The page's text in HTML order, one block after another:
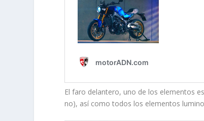
El faro delantero, uno de los elementos
no), así como todos los elementos